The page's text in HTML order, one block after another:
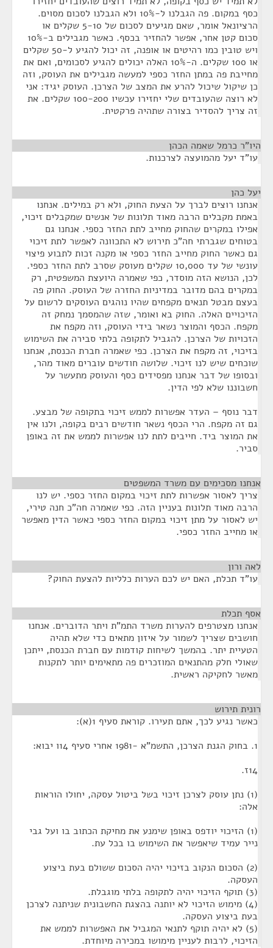
כסף במקום. פה הגבלנו ל-10% ולא הגבלנו לסכום מסוים.
הרציונאל אומר, שאם מגיעים לסכום של 5-10 שקלים או
סכום קטן אחר, אפשר להחזיר בכסף. כאשר מגבילים ב-10%
ויש טובין כמו רהיטים או אופנה, זה יכול להגיע ל-50 שקלים
או 100 שקלים. ה-10% האלה יכולים להגיע לסכומים, ואם את
מחייבת פה במתן החזר כספי למעשה מגבילים את העוסק, וזה
כן שיקול שיכול להרע את המצב של הצרכן. העוסק יגיד: אני
לא רוצה שהעובדים שלי יחזירו עכשיו 100-200 שקלים. את
זה צריך להסדיר בצורה שתהיה פרקטית.
היו"ר כרמל שאמה הכהן
עו"ד יעל מהמועצה לצרכנות.
יעל כהן
אנחנו רוצים לברך על הצעת החוק, ולא רק במילים. אנחנו
באמת מקבלים הרבה מאוד תלונות של אנשים שמקבלים זיכוי,
אפילו במקרים שהחוק מחייב לתת החזר כספי. אנחנו גם
בטוחים שגברתי חה"כ תירוש לא התכוונה לאפשר לתת זיכוי
גם כאשר החוק מחייב החזר כספי או מקנה זכות לתבוע פיצוי
עונשי של עד 10,000 שקלים מעוסק שסרב לתת החזר כספי.
לכן, הנושא הזה מוסדר, כפי שאמרה היועצת המשפטית, רק
במקרים בהם מדובר במדיניות החזרה של העוסק. החוק פה
בעצם מבטל תנאים מקפחים שהיו נוהגים העוסקים לרשום על
הזיכויים האלה. החוק בא ואומר, שזה שהמסמך נמחק זה
מקפח. הכסף והמוצר נשאר בידי העוסק, וזה מקפח את
הזכויות של הצרכן. להגביל לתקופה בלתי סבירה את השימוש
בזיכוי, זה מקפח את הצרכן. כפי שאמרה חברת הכנסת, אנחנו
שוכחים שיש לנו זיכוי. שלושה חודשים עוברים מאוד מהר,
ובסופו של דבר אנחנו מפסידים כסף והעוסק מתעשר על
חשבוננו שלא לפי הדין.
דבר נוסף – העדר אפשרות לממש זיכוי בתקופה של מבצע.
גם זה מקפח. הרי הכסף נשאר חודשים רבים בקופה, ולנו אין
את המוצר ביד. חייבים לתת לנו אפשרות לממש את זה באופן
סביר.
אנחנו מסכימים עם משרד המשפטים
צריך לאסור אפשרות לתת זיכוי במקום החזר כספי. יש לנו
הרבה מאוד תלונות בעניין הזה. כפי שאמרה חה"כ חנה טירי,
יש לאסור על מתן זיכוי במקום החזר כספי כאשר הדין מאפשר
או מחייב החזר כספי.
לאה ורון
עו"ד תכלת, האם יש לכם הערות כלליות להצעת החוק?
אסף תכלת
אנחנו מצטרפים להערות משרד התמ"ת ויתר הדוברים. אנחנו
חושבים שצריך לשמור על איזון מתאים כדי שלא תהיה
הטעיית יתר. בהמשך לשיחות קודמות עם חברת הכנסת, ייתכן
שאולי חלק מהתנאים המוזכרים פה מתאימים יותר לתקנות
מאשר לחקיקה ראשית.
רונית תירוש
כאשר נגיע לכך, אתם תעירו. קוראת סעיף 1(א):
1. בחוק הגנת הצרכן, התשמ"א -1981 אחרי סעיף 14ו יבוא:
14ז.
(1) נתן עוסק לצרכן זיכוי בשל ביטול עסקה, יחולו הוראות
אלה:
(1) הזיכוי יודפס באופן שימנע את מחיקת הכתוב בו ועל גבי
נייר עמיד שיאפשר את השימוש בו בכל עת.
(2) הסכום הנקוב בזיכוי יהיה הסכום ששולם בעת ביצוע
העסקה.
(3) תוקף הזיכוי יהיה לתקופה בלתי מוגבלת.
(4) מימוש הזיכוי לא יותנה בהצגת החשבונית שניתנה לצרכן
בעת ביצוע העסקה.
(5) לא יהיה תוקף לתנאי המגביל את האפשרות לממש את
הזיכוי, לרבות לעניין מימושו במכירה מיוחדת.